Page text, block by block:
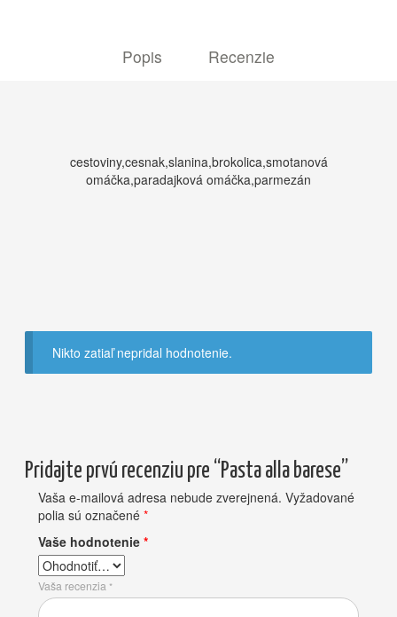
Popis Recenzie
cestoviny,cesnak,slanina,brokolica,smotanová
omáčka,paradajková omáčka,parmezán
Nikto zatiaľ nepridal hodnotenie.
Pridajte prvú recenziu pre “Pasta alla barese”
Vaša e-mailová adresa nebude zverejnená. Vyžadované
polia sú označené *
Vaše hodnotenie *
Vaša recenzia *